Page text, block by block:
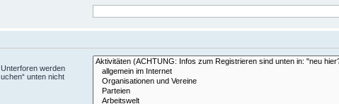
werden
unten nicht